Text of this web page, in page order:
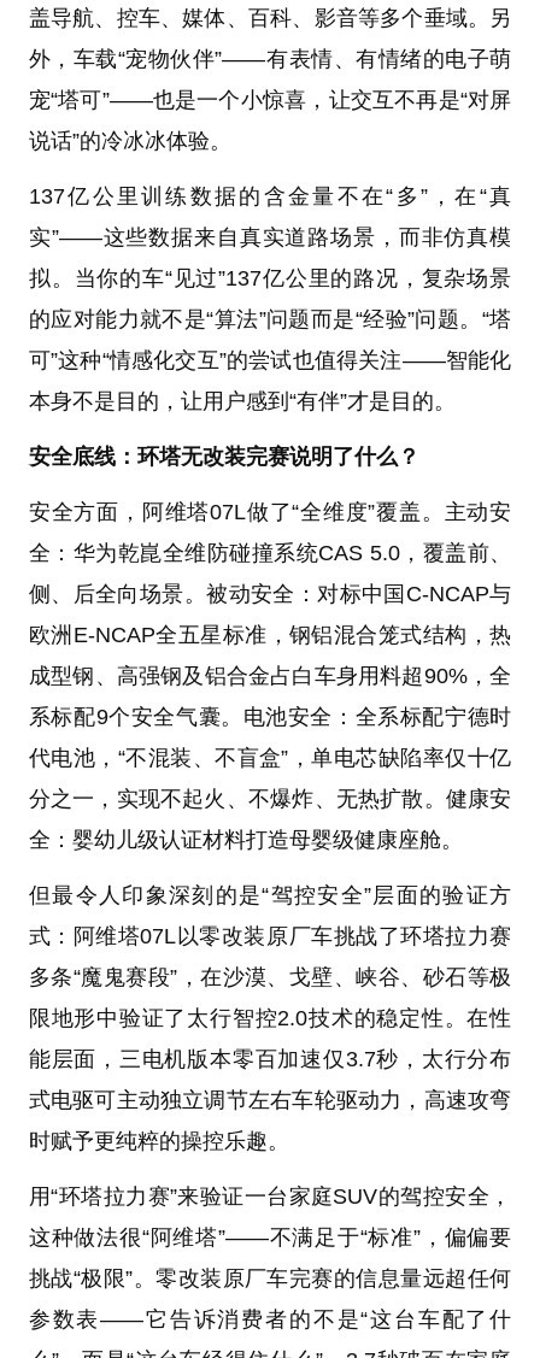
盖导航、控车、媒体、百科、影音等多个垂域。另
外，车载“宠物伙伴”——有表情、有情绪的电子萌
宠“塔可”——也是一个小惊喜，让交互不再是“对屏
说话”的冷冰冰体验。
137亿公里训练数据的含金量不在“多”，在“真
实”——这些数据来自真实道路场景，而非仿真模
拟。当你的车“见过”137亿公里的路况，复杂场景
的应对能力就不是“算法”问题而是“经验”问题。“塔
可”这种“情感化交互”的尝试也值得关注——智能化
本身不是目的，让用户感到“有伴”才是目的。
安全底线：环塔无改装完赛说明了什么？
安全方面，阿维塔07L做了“全维度”覆盖。主动安
全：华为乾崑全维防碰撞系统CAS 5.0，覆盖前、
侧、后全向场景。被动安全：对标中国C-NCAP与
欧洲E-NCAP全五星标准，钢铝混合笼式结构，热
成型钢、高强钢及铝合金占白车身用料超90%，全
系标配9个安全气囊。电池安全：全系标配宁德时
代电池，“不混装、不盲盒”，单电芯缺陷率仅十亿
分之一，实现不起火、不爆炸、无热扩散。健康安
全：婴幼儿级认证材料打造母婴级健康座舱。
但最令人印象深刻的是“驾控安全”层面的验证方
式：阿维塔07L以零改装原厂车挑战了环塔拉力赛
多条“魔鬼赛段”，在沙漠、戈壁、峡谷、砂石等极
限地形中验证了太行智控2.0技术的稳定性。在性
能层面，三电机版本零百加速仅3.7秒，太行分布
式电驱可主动独立调节左右车轮驱动力，高速攻弯
时赋予更纯粹的操控乐趣。
用“环塔拉力赛”来验证一台家庭SUV的驾控安全，
这种做法很“阿维塔”——不满足于“标准”，偏偏要
挑战“极限”。零改装原厂车完赛的信息量远超任何
参数表——它告诉消费者的不是“这台车配了什